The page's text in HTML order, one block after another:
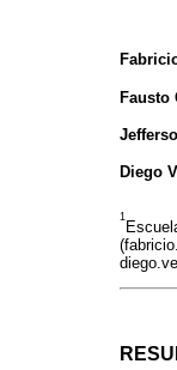
Fausto
Diego
1